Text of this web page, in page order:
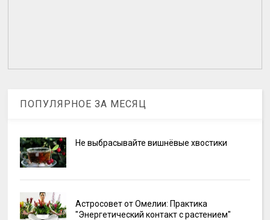
ПОПУЛЯРНОЕ ЗА МЕСЯЦ
Не выбрасывайте вишнёвые хвостики
Астросовет от Омелии: Практика
"Энергетический контакт с растением"